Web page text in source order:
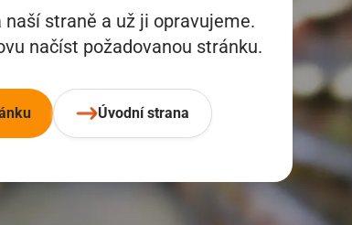
naší straně a už ji opravujeme.
načíst požadovanou stránku.
Úvodní strana